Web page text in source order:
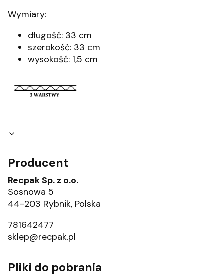
Wymiary:
długość: 33 cm
szerokość: 33 cm
wysokość: 1,5 cm
Producent
Recpak Sp. z o.o.
Sosnowa 5
44-203 Rybnik, Polska
781642477
sklep@recpak.pl
Pliki do pobrania